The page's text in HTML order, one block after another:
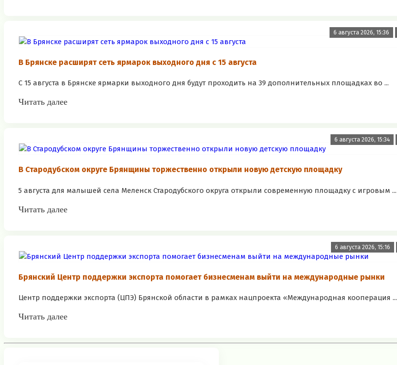
6 августа 2026, 15:36
В Брянске расширят сеть ярмарок выходного дня с 15 августа
С 15 августа в Брянске ярмарки выходного дня будут проходить на 39 дополнительных площадках во ...
Читать далее
6 августа 2026, 15:34
В Стародубском округе Брянщины торжественно открыли новую детскую площадку
5 августа для малышей села Меленск Стародубского округа открыли современную площадку с игровым ...
Читать далее
6 августа 2026, 15:16
Брянский Центр поддержки экспорта помогает бизнесменам выйти на международные рынки
Центр поддержки экспорта (ЦПЭ) Брянской области в рамках нацпроекта «Международная кооперация ...
Читать далее